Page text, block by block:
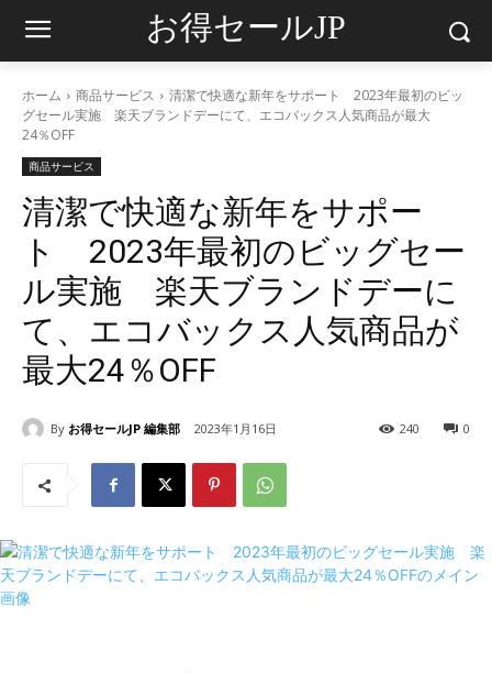
お得セールJP
ホーム 商品サービス
清潔で快適な新年をサポート 2023年最初のビッ
グセール実施 楽天ブランドデーにて、エコバックス人気商品が最大
24％OFF
商品サービス
清潔で快適な新年をサポー
ト 2023年最初のビッグセー
ル実施 楽天ブランドデーに
て、エコバックス人気商品が
最大24％OFF
By お得セールJP 編集部 2023年1月16日 0
240